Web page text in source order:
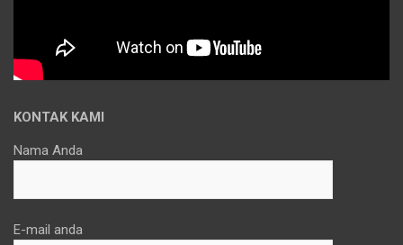
KONTAK KAMI
Nama Anda
E-mail anda